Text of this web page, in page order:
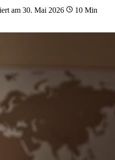
am 30. Mai 2026
10 Min